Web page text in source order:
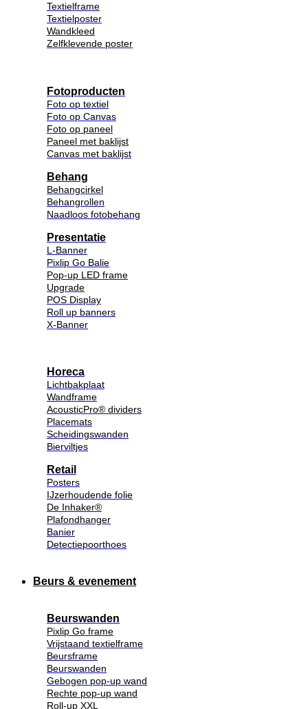
Textielframe
Textielposter
Wandkleed
Zelfklevende poster
Fotoproducten
Foto op textiel
Foto op Canvas
Foto op paneel
Paneel met baklijst
Canvas met baklijst
Behang
Behangcirkel
Behangrollen
Naadloos fotobehang
Presentatie
L-Banner
Pixlip Go Balie
Pop-up LED frame
Upgrade
POS Display
Roll up banners
X-Banner
Horeca
Lichtbakplaat
Wandframe
AcousticPro® dividers
Placemats
Scheidingswanden
Bierviltjes
Retail
Posters
IJzerhoudende folie
De Inhaker®
Plafondhanger
Banier
Detectiepoorthoes
Beurs & evenement
Beurswanden
Pixlip Go frame
Vrijstaand textielframe
Beursframe
Beurswanden
Gebogen pop-up wand
Rechte pop-up wand
Roll-up XXL